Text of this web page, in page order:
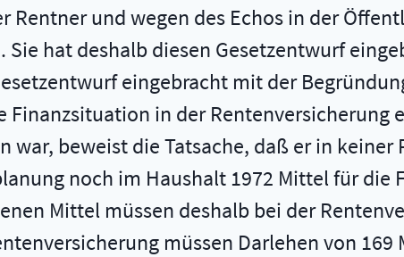
Rentner und wegen des Echos in der
hat deshalb diesen Gesetzentwurf
eingebracht mit der
in der Rentenversicherung
beweist die Tatsache, daß er in
noch im Haushalt 1972 Mittel für die
Mittel müssen deshalb bei der
müssen Darlehen von